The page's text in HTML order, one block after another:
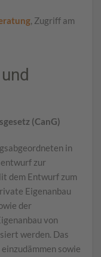
, Zugriff am
(CanG)
in
zur
dem Entwurf zum
Eigenanbau
der
von
werden. Das
sowie